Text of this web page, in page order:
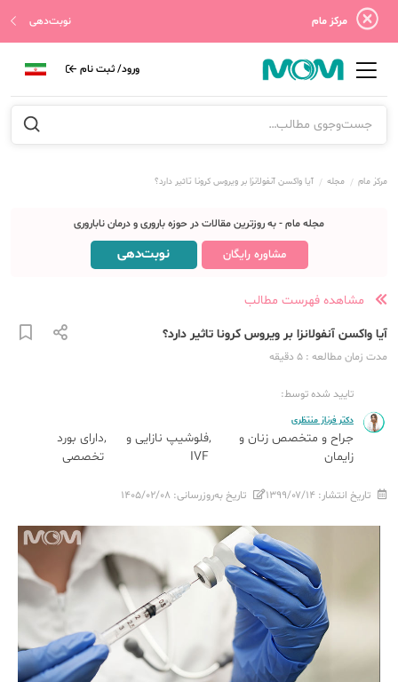
مرکز مام نوبت‌دهی
ورود/ ثبت نام
مرکز مام مجله آیا واکسن آنفولانزا بر ویروس کرونا تاثیر دارد؟
مجله مام - به روزترین مقالات در حوزه باروری و درمان ناباروری
مشاوره رایگان نوبت‌دهی
مشاهده فهرست مطالب
آیا واکسن آنفولانزا بر ویروس کرونا تاثیر دارد؟
مدت زمان مطالعه : 5 دقیقه
تایید شده توسط:
دکتر فرناز منتظری
جراح و متخصص زنان و
زایمان
فلوشیپ نازایی و
IVF
دارای بورد
تخصصی
تاریخ انتشار: ۱۳۹۹/۰۷/۱۴ تاریخ به‌روزرسانی: ۱۴۰۵/۰۲/۰۸